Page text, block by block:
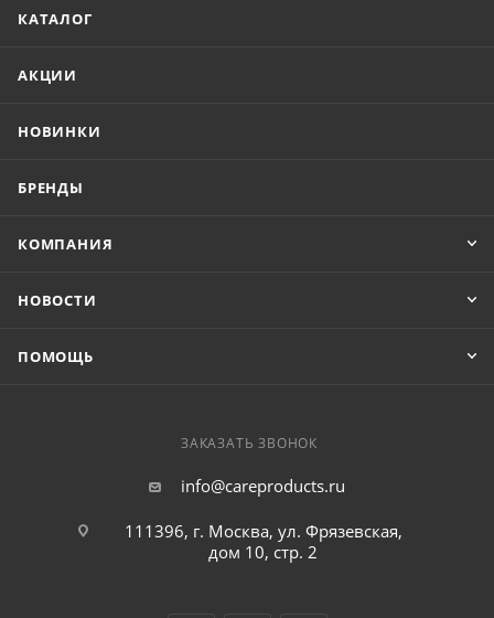
КАТАЛОГ
АКЦИИ
НОВИНКИ
БРЕНДЫ
КОМПАНИЯ
НОВОСТИ
ПОМОЩЬ
ЗАКАЗАТЬ ЗВОНОК
info@careproducts.ru
111396, г. Москва, ул. Фрязевская,
дом 10, стр. 2